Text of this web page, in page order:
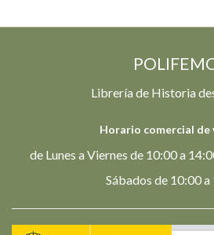
Librería de Historia
Horario comercial de
de Lunes a Viernes de 10:00 a
Sábados de 10:00 a